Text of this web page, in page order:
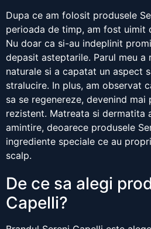
Dupa ce am folosit produsele
perioada de timp, am fost uimit
Nu doar ca si-au indeplinit
depasit asteptarile. Parul meu a
naturale si a capatat un aspect
stralucire. In plus, am observat
sa se regenereze, devenind mai
rezistent. Matreata si dermatita
amintire, deoarece produsele
ingrediente speciale ce au
scalp.
De ce sa alegi
Capelli?